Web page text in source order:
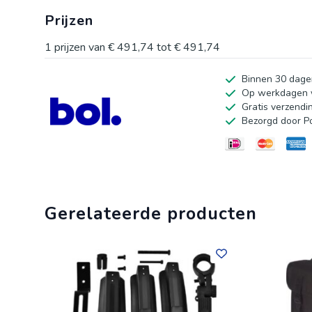
weersomstandigheden en elk avontuur. Deze fiets
perfect is voor kinderen van 5 tot 7 jaar (lengte 115-
kind de vrijheid om te ontdekken met deze
Prijzen
1 prijzen van € 491,74 tot€ 491,74
Binnen 30
Op werkdagen
Gratis
Bezorgd door
Gerelateerde producten